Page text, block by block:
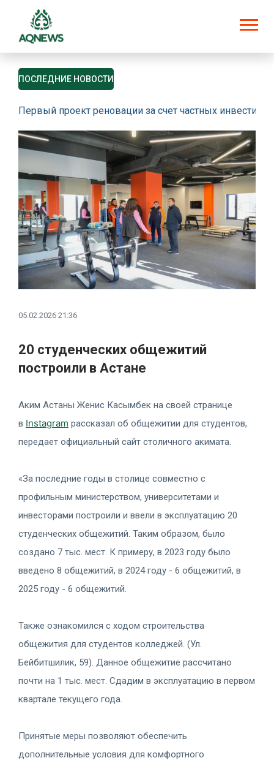
ПОСЛЕДНИЕ НОВОСТИ
Первый проект реновации за счет частных
05.02.2026 21:36
20 студенческих общежитий
построили в Астане
Аким Астаны Женис Касымбек на своей странице
в Instagram рассказал об общежитии для студентов,
передает официальный сайт столичного акимата.
«За последние годы в столице совместно с
профильным министерством, университетами и
инвесторами построили и ввели в эксплуатацию 20
студенческих общежитий. Таким образом, было
создано 7 тыс. мест. К примеру, в 2023 году было
введено 8 общежитий, в 2024 году - 6 общежитий, в
2025 году - 6 общежитий.
Также ознакомился с ходом строительства
общежития для студентов колледжей. (Ул.
Бейбитшилик, 59). Данное общежитие рассчитано
почти на 1 тыс. мест. Сдадим в эксплуатацию в первом
квартале текущего года.
Принятые меры позволяют обеспечить
дополнительные условия для комфортного